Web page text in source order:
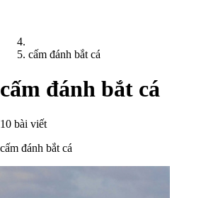
cấm đánh bắt cá
cấm đánh bắt cá
10 bài viết
cấm đánh bắt cá